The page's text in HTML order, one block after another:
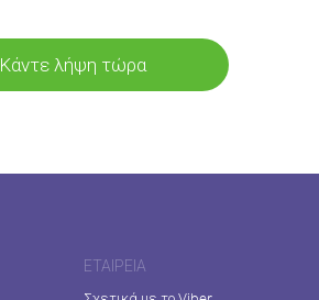
Κάντε λήψη τώρα
ΕΤΑΙΡΕΊΑ